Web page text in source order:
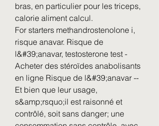
bras, en particulier pour les triceps,
calorie aliment calcul.
For starters methandrostenolone i,
risque anavar. Risque de
l&#39;anavar, testosterone test -
Acheter des stéroïdes anabolisants
en ligne Risque de l&#39;anavar --
Et bien que leur usage,
s&amp;rsquo;il est raisonné et
contrôlé, soit sans danger; une